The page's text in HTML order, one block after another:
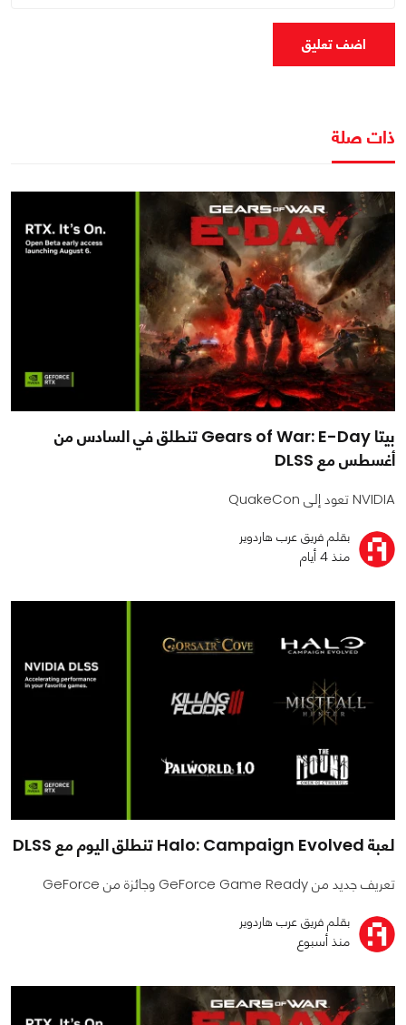
اضف تعليق
ذات صلة
بيتا Gears of War: E-Day تنطلق في السادس من
أغسطس مع DLSS
NVIDIA تعود إلى QuakeCon
بقلم فريق عرب هاردوير
منذ 4 أيام
لعبة Halo: Campaign Evolved تنطلق اليوم مع DLSS
تعريف جديد من GeForce Game Ready وجائزة من GeForce
بقلم فريق عرب هاردوير
منذ أسبوع